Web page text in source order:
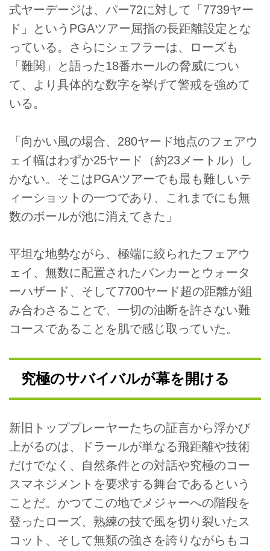
式ヤーデージは、パー72に対して「7739ヤー
ド」というPGAツアー屈指の長距離設定とな
っている。さらにシェフラーは、ローズも
「難関」と語った18番ホールの脅威につい
て、より具体的な数字を挙げて警戒を強めて
いる。
「向かい風の場合、280ヤード地点のフェアウ
ェイ幅はわずか25ヤード（約23メートル）し
かない。そこはPGAツアーでも最も難しいテ
ィーショットの一つであり、これまでにも無
数のボールが池に消えてきた」
平坦な地勢ながら、極端に絞られたフェアウ
ェイ、無数に配置されたバンカーとウォータ
ーハザード、そして7700ヤード超の距離が組
み合わさることで、一切の油断を許さない難
コースであることを肌で感じ取っていた。
究極のサバイバルが幕を開ける
新旧トッププレーヤーたちの証言から浮かび
上がるのは、ドラールが単なる飛距離や技術
だけでなく、自然条件との対話や究極のコー
スマネジメントを要求する舞台であるという
ことだ。かつてこの地でメジャーへの階段を
登ったローズ、熟練の技で風を切り裂いたス
コット、そして無類の強さを誇りながらもコ